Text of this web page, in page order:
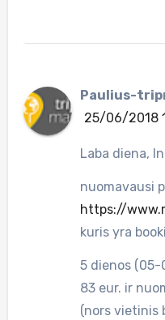
Paulius-
25/06/2018
Laba diena,
nuomavausi
https://
kuris yra
5 dienos (05-
83 eur. ir
(nors vietinis